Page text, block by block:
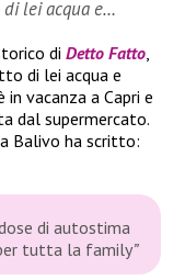
lei acqua e…
di Detto Fatto
di lei acqua e
in vacanza a Capri e
dal supermercato.
Balivo ha scritto:
di autostima
tutta la family”